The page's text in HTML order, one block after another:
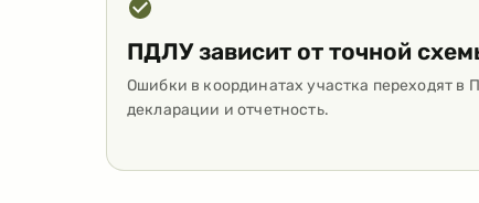
ПДЛУ зависит от точной
Ошибки в координатах участка переходят в
декларации и отчетность.